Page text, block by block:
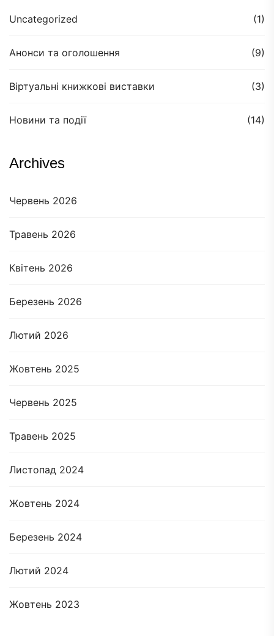
Uncategorized (1)
Анонси та оголошення (9)
Віртуальні книжкові виставки (3)
Новини та події (14)
Archives
Червень 2026
Травень 2026
Квітень 2026
Березень 2026
Лютий 2026
Жовтень 2025
Червень 2025
Травень 2025
Листопад 2024
Жовтень 2024
Березень 2024
Лютий 2024
Жовтень 2023